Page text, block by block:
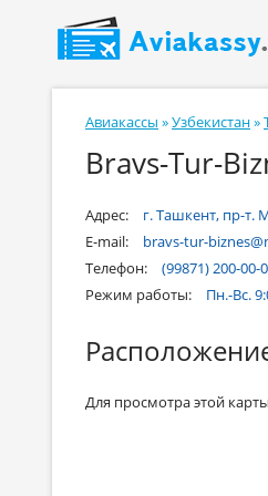
Авиакассы »Узбекистан»
Bravs-Tur-
Адрес:
г. Ташкент, пр-т.
E-mail:
bravs-tur-
Телефон:
(99871) 200-00-
Режим работы:
Пн.-Вс.
Для просмотра этой